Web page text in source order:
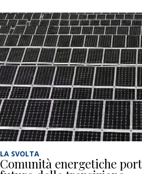
LA SVOLTA
Comunità energetiche